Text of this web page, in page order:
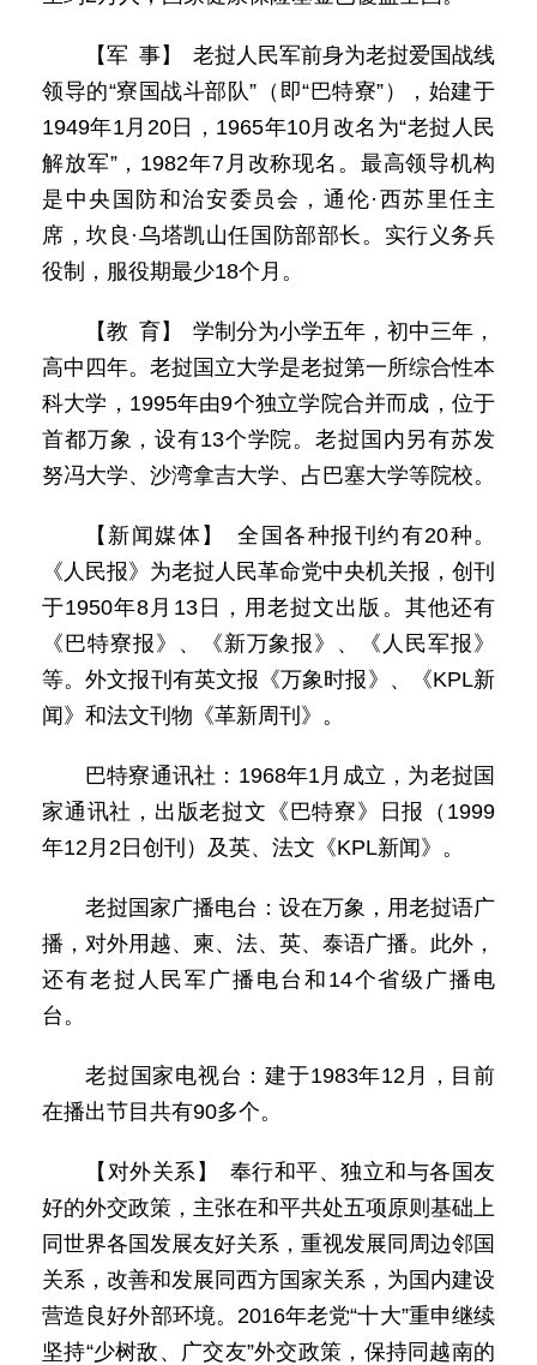
【军 事】 老挝人民军前身为老挝爱国战线
领导的“寮国战斗部队”（即“巴特寮”），始建于
1949年1月20日，1965年10月改名为“老挝人民
解放军”，1982年7月改称现名。最高领导机构
是中央国防和治安委员会，通伦·西苏里任主
席，坎良·乌塔凯山任国防部部长。实行义务兵
役制，服役期最少18个月。
【教 育】 学制分为小学五年，初中三年，
高中四年。老挝国立大学是老挝第一所综合性本
科大学，1995年由9个独立学院合并而成，位于
首都万象，设有13个学院。老挝国内另有苏发
努冯大学、沙湾拿吉大学、占巴塞大学等院校。
【新闻媒体】 全国各种报刊约有20种。
《人民报》为老挝人民革命党中央机关报，创刊
于1950年8月13日，用老挝文出版。其他还有
《巴特寮报》、《新万象报》、《人民军报》
等。外文报刊有英文报《万象时报》、《KPL新
闻》和法文刊物《革新周刊》。
巴特寮通讯社：1968年1月成立，为老挝国
家通讯社，出版老挝文《巴特寮》日报（1999
年12月2日创刊）及英、法文《KPL新闻》。
老挝国家广播电台：设在万象，用老挝语广
播，对外用越、柬、法、英、泰语广播。此外，
还有老挝人民军广播电台和14个省级广播电
台。
老挝国家电视台：建于1983年12月，目前
在播出节目共有90多个。
【对外关系】 奉行和平、独立和与各国友
好的外交政策，主张在和平共处五项原则基础上
同世界各国发展友好关系，重视发展同周边邻国
关系，改善和发展同西方国家关系，为国内建设
营造良好外部环境。2016年老党“十大”重申继续
坚持“少树敌、广交友”外交政策，保持同越南的